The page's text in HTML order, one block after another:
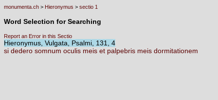
monumenta.ch > Hieronymus > sectio 1
Word Selection for Searching
Report an Error in this Sectio
Hieronymus, Vulgata, Psalmi, 131, 4
si dedero somnum oculis meis et palpebris meis dormitationem